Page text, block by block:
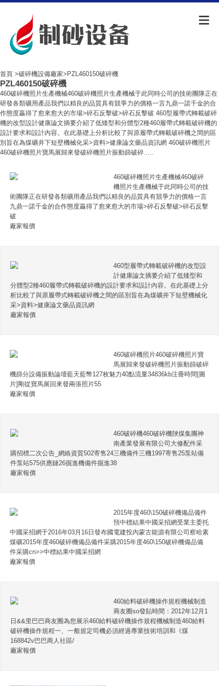
首頁 >破碎機設備廠家>PZL460150破碎機
PZL460150破碎機
460破碎機照片生產機械460破碎機照片生產機械于此同時公司的技術團隊正在
研發各類礦用產品我們以精良的品質具有競爭力的價格一言九鼎一諾千金的合
作態度贏得了愈來愈大的市場>碎石反擊破>碎石反擊破 460型履帶式轉載破碎
機的改型設計健康論文摘要介紹了低矮型和分體型2種460履帶式轉載破碎機的
設計要求和設計內容。在此基礎上分析比較了與原履帶式轉載破碎機之間的區
別旨在為煤礦井下短壁機械化采>資料>健康論文藥品資訊網 460破碎機照片
460破碎機照片寶馬展歸來發破碎機照片振動篩破碎.....
460破碎機照片生產機械460破碎
機照片生產機械于此同時公司的技
術團隊正在研發各類礦用產品我們以精良的品質具有競爭力的價格一言
九鼎一諾千金的合作態度贏得了愈來愈大的市場>碎石反擊破>碎石反擊
破
廠家報價
460型履帶式轉載破碎機的改型設
計健康論文摘要介紹了低矮型和
分體型2種460履帶式轉載破碎機的設計要求和設計內容。在此基礎上分
析比較了與原履帶式轉載破碎機之間的區別旨在為煤礦井下短壁機械化
采>資料>健康論文藥品資訊網
廠家報價
460破碎機照片460破碎機照片寶
馬展歸來發破碎機照片振動篩破碎
機篩分設備振動論壇藍天藍幣127枚魅力40點流量34836kb注冊時間[圖
片]剛從寶馬展回來發兩張照片55
廠家報價
460破碎機460破碎機陜煤集團神
南產業發展有限公司大修配件采
購招標二次公告_網絡資質502寄售24三機備件三機1997寄售25泵站備
件泵站575供應鏈26掘進機備件掘進38
廠家報價
2015年度460\150破碎機備品備件
預中標結果中國采招網受業主委托
中國采招網于2016年03月16日發布國電建投內蒙古能源有限公司察哈素
煤礦2015年度460破碎機備品備件采購2015年度460\150破碎機備品備
件采購cn>>中標結果中國采招網
廠家報價
460給料破碎機操作規程機械制造
商友圈so發貼時間：2012年12月1
日&&里巴巴商友圈為您展示460給料破碎機操作規程機械制造460給料
破碎機操作規程一、一般規定司機必須經過專業技術培訓和《煤
168842v巴巴商人社區/
廠家報價